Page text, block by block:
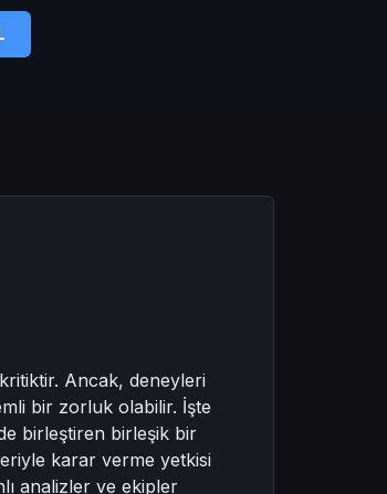
Ancak, deneyleri
bir zorluk olabilir. İşte
birleştiren birleşik bir
karar verme yetkisi
analizler ve ekipler